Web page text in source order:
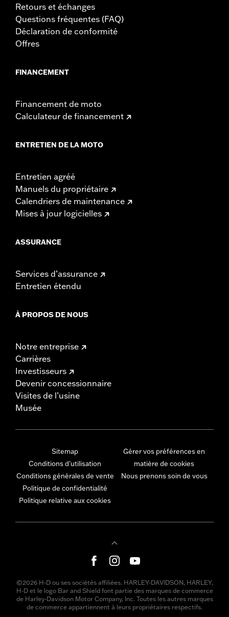
Retours et échanges
Questions fréquentes (FAQ)
Déclaration de conformité
Offres
FINANCEMENT
Financement de moto
Calculateur de financement
ENTRETIEN DE LA MOTO
Entretien agréé
Manuels du propriétaire
Calendriers de maintenance
Mises à jour logicielles
ASSURANCE
Services d’assurance
Entretien étendu
À PROPOS DE NOUS
Notre entreprise
Carrières
Investisseurs
Devenir concessionnaire
Visites de l’usine
Musée
Sitemap
Conditions d'utilisation
Conditions générales de vente
Politique de confidentialité
Politique relative aux cookies
Gérer vos préférences en
matière de cookies
Nous prenons soin de vous
©2026 H-D ou ses sociétés affiliées. HARLEY-DAVIDSON, HARLEY,
H-D et le logo Bar and Shield font partie des marques de commerce
de Harley-Davidson Motor Company, Inc. Toutes les autres marques
de commerce appartiennent à leurs propriétaires respectifs.